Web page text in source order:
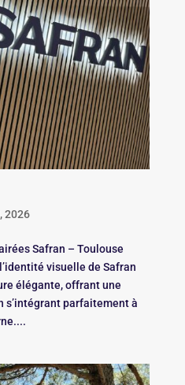
2026
Safran – Toulouse
visuelle de Safran
élégante, offrant une
parfaitement à